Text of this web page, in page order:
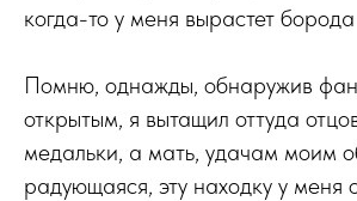
когда-то у меня вырастет
Помню, однажды, обнаружив
открытым, я вытащил оттуда
медальки, а мать, удачам моим
радующаяся, эту находку у меня